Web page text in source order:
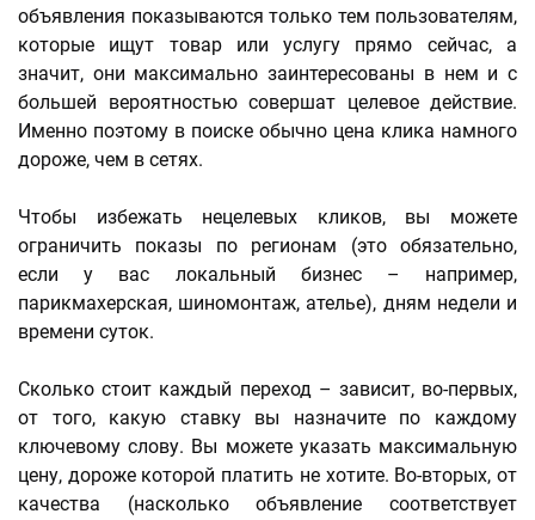
объявления показываются только тем пользователям,
которые ищут товар или услугу прямо сейчас, а
значит, они максимально заинтересованы в нем и с
большей вероятностью совершат целевое действие.
Именно поэтому в поиске обычно цена клика намного
дороже, чем в сетях.
Чтобы избежать нецелевых кликов, вы можете
ограничить показы по регионам (это обязательно,
если у вас локальный бизнес – например,
парикмахерская, шиномонтаж, ателье), дням недели и
времени суток.
Сколько стоит каждый переход – зависит, во-первых,
от того, какую ставку вы назначите по каждому
ключевому слову. Вы можете указать максимальную
цену, дороже которой платить не хотите. Во-вторых, от
качества (насколько объявление соответствует